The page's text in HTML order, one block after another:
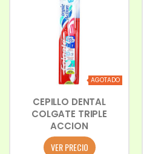
AGOTADO
CEPILLO DENTAL
COLGATE TRIPLE
ACCION
VER PRECIO